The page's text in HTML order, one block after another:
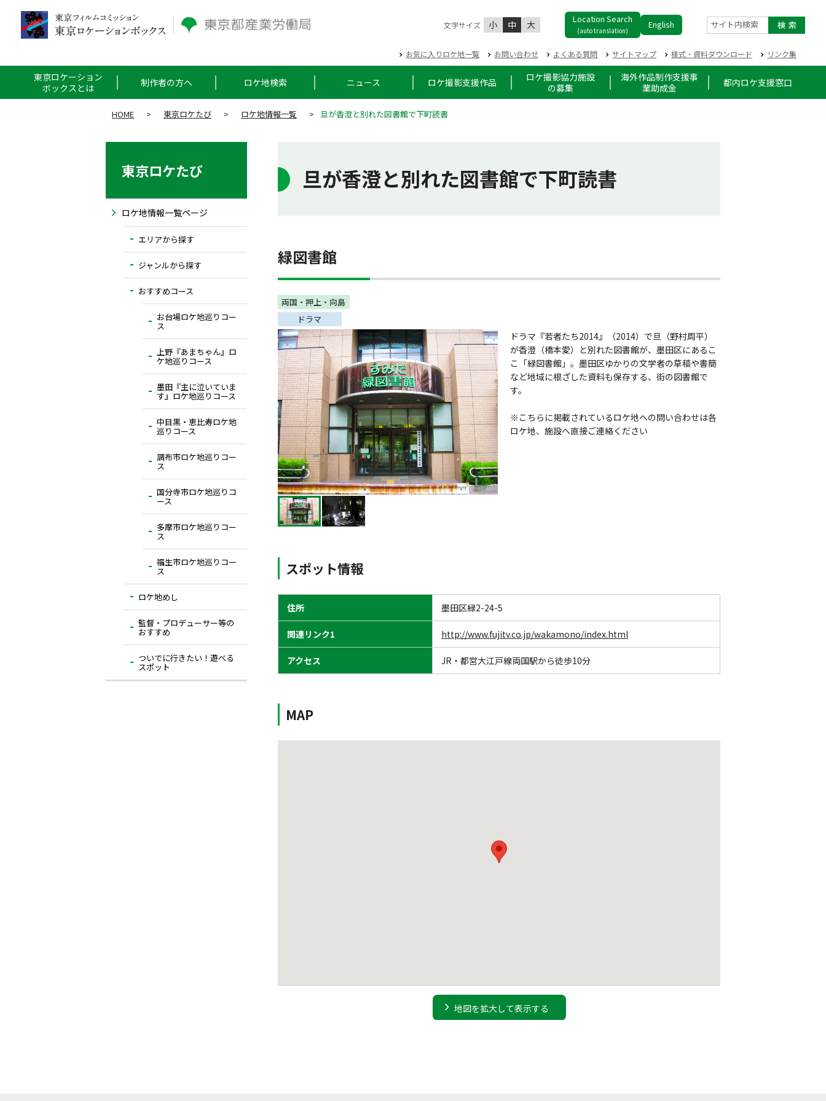
文字サイズ 小 中 大 Location Search
(auto translation)
English サイト内検索
お気に入りロケ地一覧 お問い合わせ よくある質問 サイトマップ 様式・資料ダウンロード リンク集
東京ロケーション
ボックスとは
制作者の方へ ロケ地検索 ニュース ロケ撮影支援作品
ロケ撮影協力施設
の募集
海外作品制作支援事
業助成金
都内ロケ支援窓口
HOME > 東京ロケたび > ロケ地情報一覧 > 旦が香澄と別れた図書館で下町読書
旦が香澄と別れた図書館で下町読書
緑図書館
両国・押上・向島
ドラマ
ドラマ『若者たち2014』（2014）で旦（野村周平）
が香澄（橋本愛）と別れた図書館が、墨田区にあるこ
こ「緑図書館」。墨田区ゆかりの文学者の草稿や書簡
など地域に根ざした資料も保存する、街の図書館で
す。
※こちらに掲載されているロケ地への問い合わせは各
ロケ地、施設へ直接ご連絡ください
スポット情報
住所 墨田区緑2-24-5
関連リンク1 http://www.fujitv.co.jp/wakamono/index.html
アクセス JR・都営大江戸線両国駅から徒歩10分
MAP
地図を拡大して表示する
東京ロケたび
ロケ地情報一覧ページ
エリアから探す
ジャンルから探す
おすすめコース
お台場ロケ地巡りコー
ス
上野『あまちゃん』ロ
ケ地巡りコース
墨田『主に泣いていま
す』ロケ地巡りコース
中目黒・恵比寿ロケ地
巡りコース
調布市ロケ地巡りコー
ス
国分寺市ロケ地巡りコ
ース
多摩市ロケ地巡りコー
ス
福生市ロケ地巡りコー
ス
ロケ地めし
監督・プロデューサー等の
おすすめ
ついでに⾏きたい！遊べる
スポット